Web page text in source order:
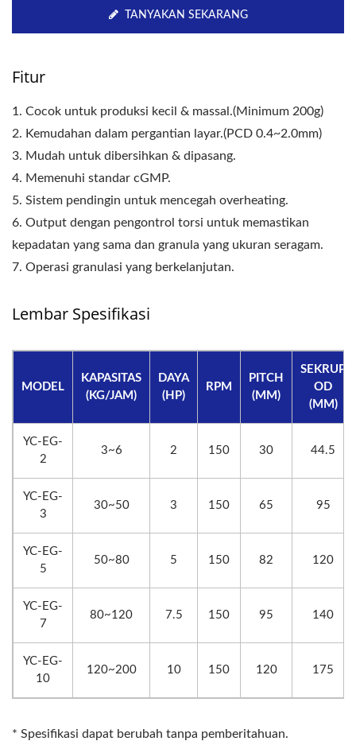
TANYAKAN SEKARANG
Fitur
1. Cocok untuk produksi kecil & massal.(Minimum 200g)
2. Kemudahan dalam pergantian layar.(PCD 0.4~2.0mm)
3. Mudah untuk dibersihkan & dipasang.
4. Memenuhi standar cGMP.
5. Sistem pendingin untuk mencegah overheating.
6. Output dengan pengontrol torsi untuk memastikan
kepadatan yang sama dan granula yang ukuran seragam.
7. Operasi granulasi yang berkelanjutan.
Lembar Spesifikasi
MODEL
KAPASITAS
(KG/JAM)
DAYA
(HP)
RPM
PITCH
(MM)
SEKRUP
OD
(MM)
YC-EG-
2
3~6 2 150 30 44.5
YC-EG-
3
30~50 3 150 65 95
YC-EG-
5
50~80 5 150 82 120
YC-EG-
7
80~120 7.5 150 95 140
YC-EG-
10
120~200 10 150 120 175
* Spesifikasi dapat berubah tanpa pemberitahuan.